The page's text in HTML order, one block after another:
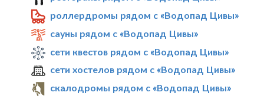
роллердромы рядом с «Водопад Цивы»
сауны рядом с «Водопад Цивы»
сети квестов рядом с «Водопад Цивы»
сети хостелов рядом с «Водопад Цивы»
скалодромы рядом с «Водопад Цивы»